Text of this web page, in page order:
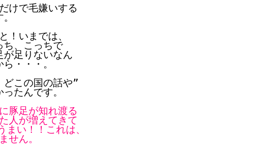
けで毛嫌いする
！いまでは、
ち、こっちで
が足りないなん
・・・。
この国の話や”
たんです。
豚足が知れ渡る
人が増えてきて
い！！これは、
せん。